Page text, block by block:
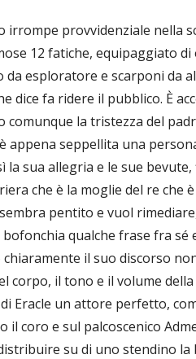
irrompe provvidenziale nella
12 fatiche, equipaggiato
da esploratore e scarponi da
dice fa ridere il pubblico. È
comunque la tristezza del
appena seppellita una
la sua allegria e le sue
che è la moglie del re che
pentito e vuol
qualche frase fra sé
il suo discorso
corpo, il tono e il volume
Eracle un attore perfetto,
il coro e sul palcoscenico
su di uno stendino